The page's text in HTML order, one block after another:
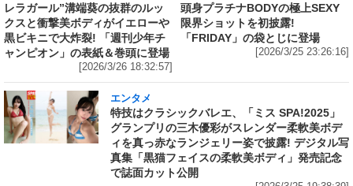
レラガール”溝端葵の抜群のルッ
クスと衝撃美ボディがイエローや
黒ビキニで大炸裂! 「週刊少年チ
ャンピオン」の表紙＆巻頭に登場
[2026/3/26 18:32:57]
頭身プラチナBODYの極上SEXY
限界ショットを初披露!
「FRIDAY」の袋とじに登場
[2026/3/25 23:26:16]
エンタメ
特技はクラシックバレエ、「ミス SPA!2025」
グランプリの三木優彩がスレンダー柔軟美ボデ
ィを真っ赤なランジェリー姿で披露! デジタル写
真集「黒猫フェイスの柔軟美ボディ」発売記念
で誌面カット公開